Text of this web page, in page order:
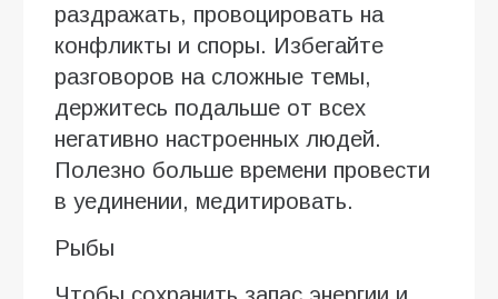
раздражать, провоцировать на
конфликты и споры. Избегайте
разговоров на сложные темы,
держитесь подальше от всех
негативно настроенных людей.
Полезно больше времени провести
в уединении, медитировать.
Рыбы